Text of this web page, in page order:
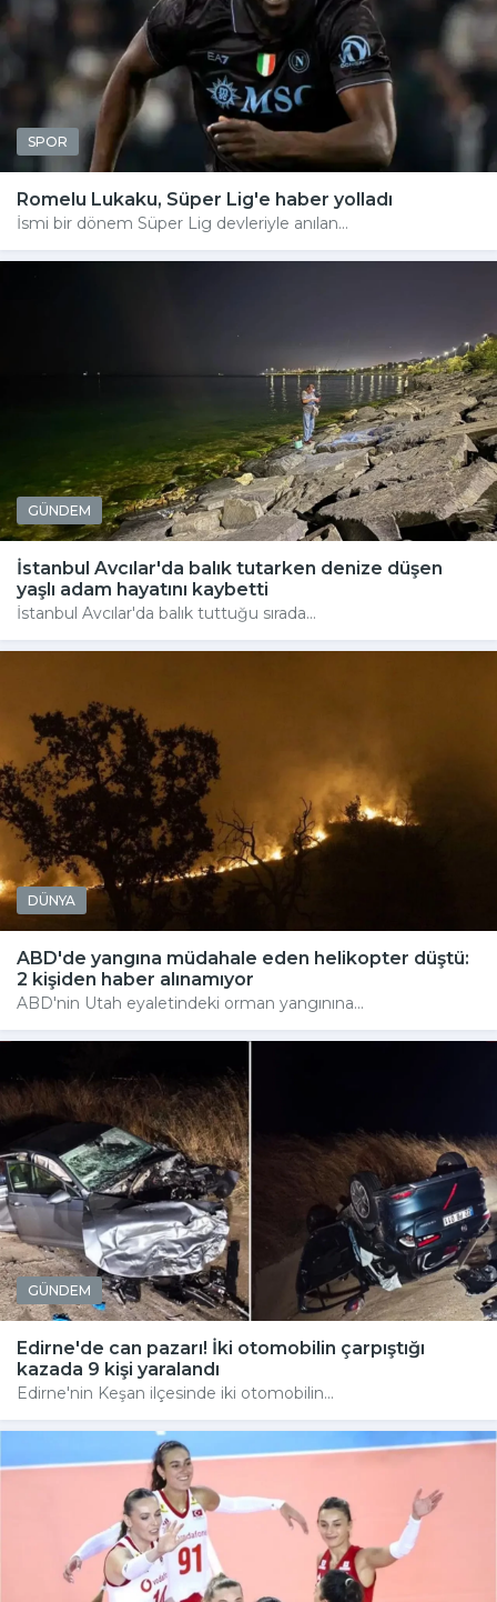
SPOR
Romelu Lukaku, Süper Lig'e haber yolladı
İsmi bir dönem Süper Lig devleriyle anılan...
GÜNDEM
İstanbul Avcılar'da balık tutarken denize düşen
yaşlı adam hayatını kaybetti
İstanbul Avcılar'da balık tuttuğu sırada...
DÜNYA
ABD'de yangına müdahale eden helikopter düştü:
2 kişiden haber alınamıyor
ABD'nin Utah eyaletindeki orman yangınına...
GÜNDEM
Edirne'de can pazarı! İki otomobilin çarpıştığı
kazada 9 kişi yaralandı
Edirne'nin Keşan ilçesinde iki otomobilin...